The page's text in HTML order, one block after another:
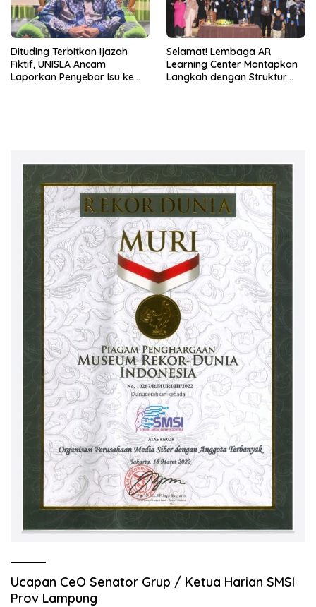
Dituding Terbitkan Ijazah
Fiktif, UNISLA Ancam
Laporkan Penyebar Isu ke
Selamat! Lembaga AR
Learning Center Mantapkan
Langkah dengan Struktur
Ucapan CeO Senator Grup / Ketua Harian SMSI
Prov Lampung